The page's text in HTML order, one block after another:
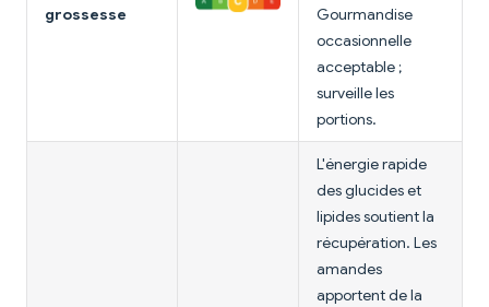
grossesse
Gourmandise
occasionnelle
acceptable ;
surveille les
portions.
L'énergie rapide
des glucides et
lipides soutient la
récupération. Les
amandes
apportent de la